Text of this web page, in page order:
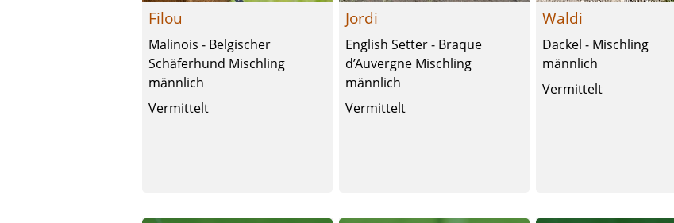
Filou
Malinois - Belgischer
Schäferhund Mischling
männlich
Vermittelt
Jordi
English Setter - Braque
d’Auvergne Mischling
männlich
Vermittelt
Waldi
Dackel - Mischling
männlich
Vermittelt